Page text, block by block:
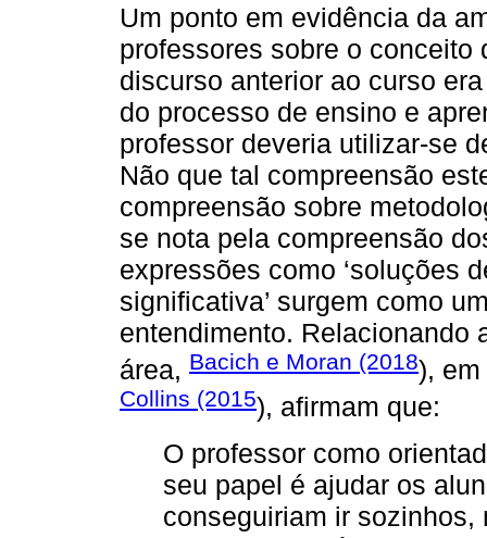
Um ponto em evidência da
professores sobre o
discurso anterior ao curso
do processo de ensino e
professor deveria utilizar-se
Não que tal compreensão
compreensão sobre
se nota pela compreensão
expressões como ‘soluções
significativa’ surgem como
entendimento. Relacionando
área, Bacich e Moran (2018),
Collins (2015), afirmam que:
O professor como
seu papel é ajudar os
conseguiriam ir